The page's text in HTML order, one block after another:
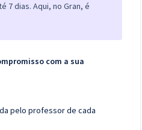
7 dias. Aqui, no Gran, é
com a sua
pelo professor de cada